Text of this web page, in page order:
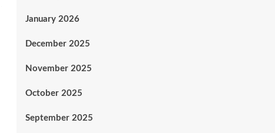
January 2026
December 2025
November 2025
October 2025
September 2025